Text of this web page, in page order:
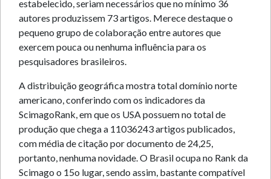
estabelecido, seriam necessários que no mínimo 36
autores produzissem 73 artigos. Merece destaque o
pequeno grupo de colaboração entre autores que
exercem pouca ou nenhuma influência para os
pesquisadores brasileiros.
A distribuição geográfica mostra total domínio norte
americano, conferindo com os indicadores da
ScimagoRank, em que os USA possuem no total de
produção que chega a 11036243 artigos publicados,
com média de citação por documento de 24,25,
portanto, nenhuma novidade. O Brasil ocupa no Rank da
Scimago o 15o lugar, sendo assim, bastante compatível